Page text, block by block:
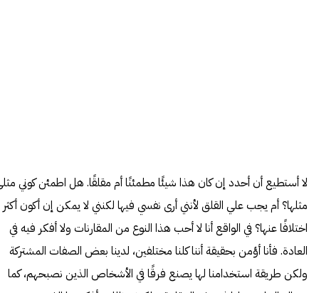
لا أستطيع أن أحدد إن كان هذا شيئًا مطمئنًا أم مقلقًا. هل اطمئن كوني
مثلها؟ أم يجب علي القلق لأنني أرى نفسي فيها لكنني لا يمكن إن أكون أكثر
اختلافًا عنها؟ في الواقع أنا لا أحب هذا النوع من المقارنات ولا أفكر فيه في
العادة. فأنا أؤمن بحقيقة أننا كلنا مختلفين، لدينا بعض الصفات المشتركة
ولكن طريقة استخدامنا لها يصنع فرقًا في الأشخاص الذين نصبحهم، كما